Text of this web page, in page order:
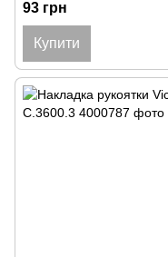
93 грн
Купити